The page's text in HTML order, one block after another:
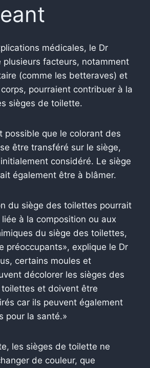
médicales, le Dr
plusieurs facteurs, notamment
(comme les betteraves) et
pourraient contribuer à la
sièges de toilette.
possible que le colorant des
être transféré sur le siège,
considéré. Le siège
également être à blâmer.
du siège des toilettes pourrait
à la composition ou aux
du siège des toilettes,
préoccupants», explique le Dr
certains moules et
décolorer les sièges des
et doivent être
car ils peuvent également
pour la santé.»
les sièges de toilette ne
de couleur, que